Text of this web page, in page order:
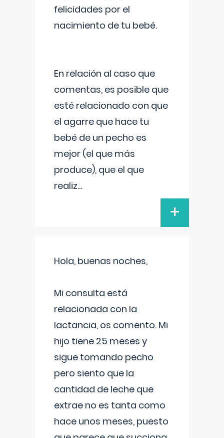
felicidades por el
nacimiento de tu bebé.
En relación al caso que
comentas, es posible que
esté relacionado con que
el agarre que hace tu
bebé de un pecho es
mejor (el que más
produce), que el que
realiz...
+
Hola, buenas noches,
Mi consulta está
relacionada con la
lactancia, os comento. Mi
hijo tiene 25 meses y
sigue tomando pecho
pero siento que la
cantidad de leche que
extrae no es tanta como
hace unos meses, puesto